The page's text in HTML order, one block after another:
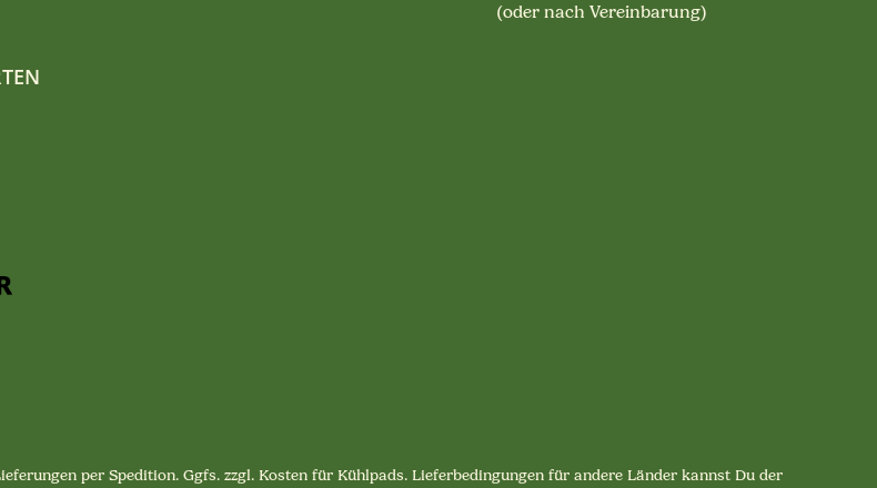
(oder nach Vereinbarung)
per Spedition. Ggfs. zzgl. Kosten für Kühlpads. Lieferbedingungen für andere Länder kannst Du der